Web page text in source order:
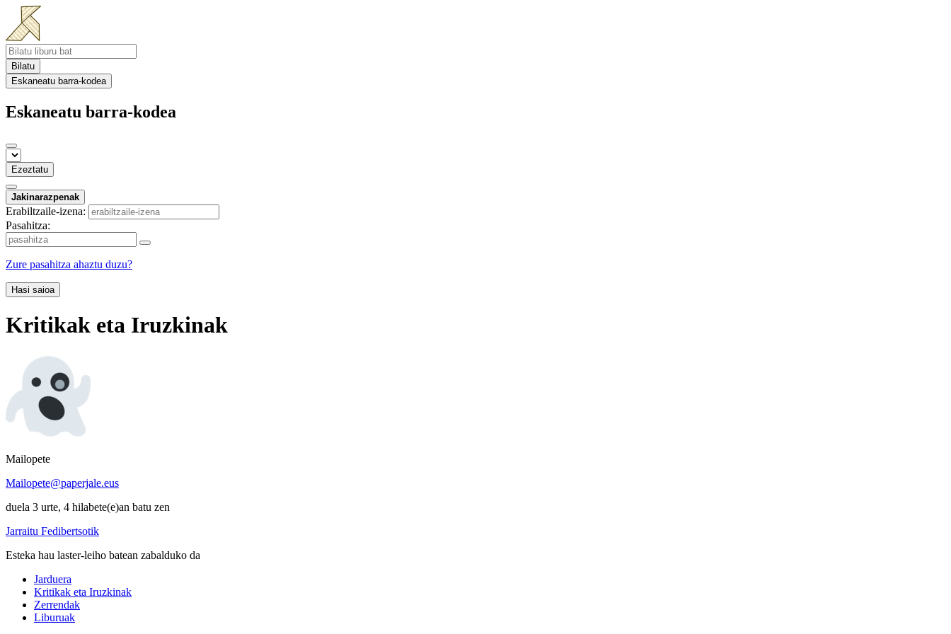
Bilatu
Eskaneatu barra-kodea
Eskaneatu barra-kodea
Ezeztatu
Jakinarazpenak
Erabiltzaile-izena:
Pasahitza:
Zure pasahitza ahaztu duzu?
Hasi saioa
Kritikak eta Iruzkinak
Mailopete
Mailopete@paperjale.eus
duela 3 urte, 4 hilabete(e)an batu zen
Jarraitu Fedibertsotik
Esteka hau laster-leiho batean zabalduko da
Jarduera
Kritikak eta Iruzkinak
Zerrendak
Liburuak